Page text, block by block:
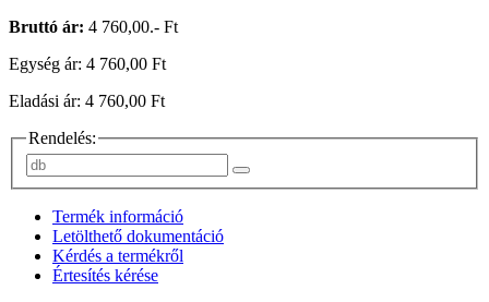
Bruttó ár: 4 760,00.- Ft
Egység ár: 4 760,00 Ft
Eladási ár: 4 760,00 Ft
Rendelés:
Termék információ
Letölthető dokumentáció
Kérdés a termékről
Értesítés kérése